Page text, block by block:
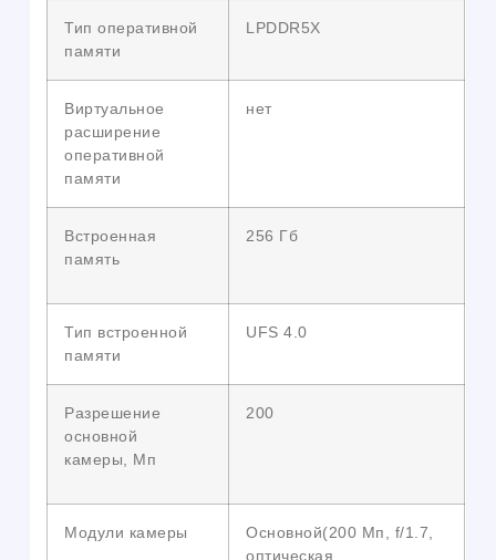
Тип оперативной
памяти
LPDDR5X
Виртуальное
расширение
оперативной
памяти
нет
Встроенная
память
256 Гб
Тип встроенной
памяти
UFS 4.0
Разрешение
основной
камеры, Мп
200
Модули камеры
Основной(200 Мп, f/1.7,
оптическая